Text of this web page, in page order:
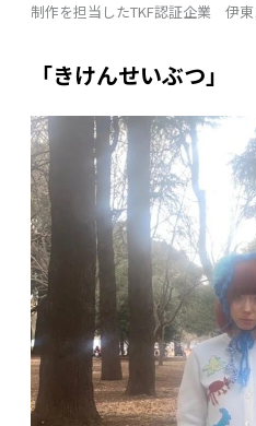
制作を担当したTKF認証企業 伊
「きけんせいぶつ」